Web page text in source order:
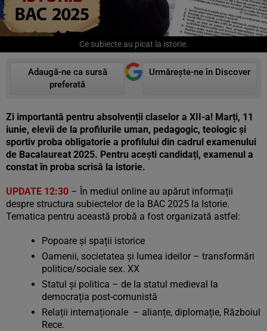
Ce subiecte au picat la istorie.
Adaugă-ne ca sursă
preferată
Urmărește-ne în Discover
Zi importantă pentru absolvenții claselor a XII-a! Marți, 11
iunie, elevii de la profilurile uman, pedagogic, teologic și
sportiv proba obligatorie a profilului din cadrul examenului
de Bacalaureat 2025. Pentru acești candidați, examenul a
constat în proba scrisă la istorie.
UPDATE 12:30 – În mediul online au apărut informații
despre structura subiectelor de la BAC 2025 la Istorie.
Tematica pentru această probă a fost organizată astfel:
Popoare și spații istorice
Oamenii, societatea și lumea ideilor – transformări
politice/sociale sex. XX
Statul și politica – de la statul medieval la
democrația post-comunistă
Relații internaționale – alianțe, diplomație, Războiul
Rece.